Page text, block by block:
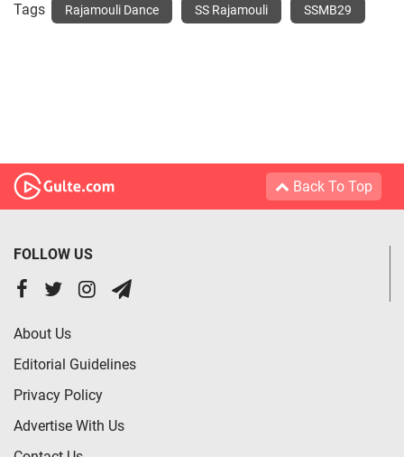
Tags Rajamouli Dance SS Rajamouli SSMB29
Back To Top
FOLLOW US
About Us
Editorial Guidelines
Privacy Policy
Advertise With Us